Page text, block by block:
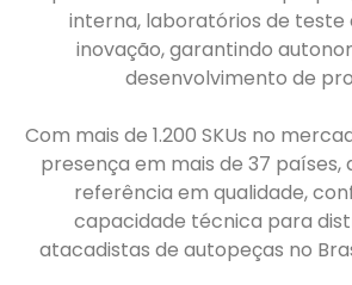
interna, laboratórios de teste
inovação, garantindo
desenvolvimento de
Com mais de 1.200 SKUs no
presença em mais de 37 países,
referência em qualidade,
capacidade técnica para
atacadistas de autopeças no